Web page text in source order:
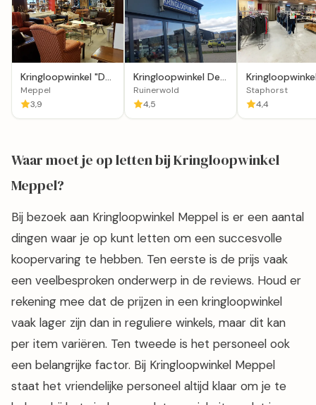
Kringloopwinkel "De
kring"
Meppel
3,9
Kringloopwinkel De
Wolden in
Ruinerwold
Ruinerwold
4,5
Horstenaar in
Staphorst
Staphorst
4,4
Waar moet je op letten bij Kringloopwinkel
Meppel?
Bij bezoek aan Kringloopwinkel Meppel is er een aantal
dingen waar je op kunt letten om een succesvolle
koopervaring te hebben. Ten eerste is de prijs vaak
een veelbesproken onderwerp in de reviews. Houd er
rekening mee dat de prijzen in een kringloopwinkel
vaak lager zijn dan in reguliere winkels, maar dit kan
per item variëren. Ten tweede is het personeel ook
een belangrijke factor. Bij Kringloopwinkel Meppel
staat het vriendelijke personeel altijd klaar om je te